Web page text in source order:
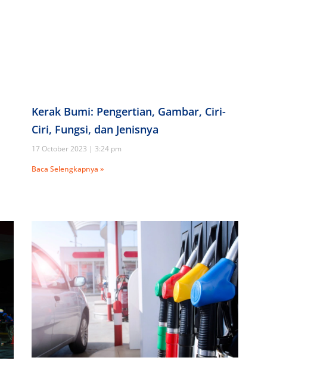
Kerak Bumi: Pengertian, Gambar, Ciri-
Ciri, Fungsi, dan Jenisnya
17 October 2023
3:24 pm
Baca Selengkapnya »